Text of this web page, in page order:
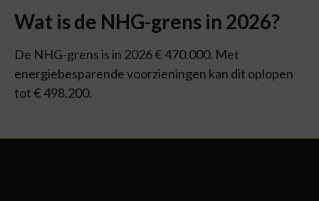
Wat is de NHG-grens in 2026?
De NHG-grens is in 2026 € 470.000. Met
energiebesparende voorzieningen kan dit oplopen
tot € 498.200.